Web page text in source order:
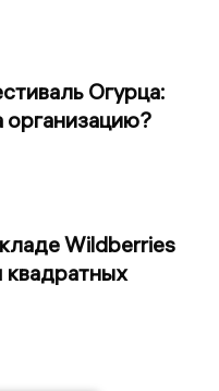
Огурца:
организацию?
Wildberries
квадратных